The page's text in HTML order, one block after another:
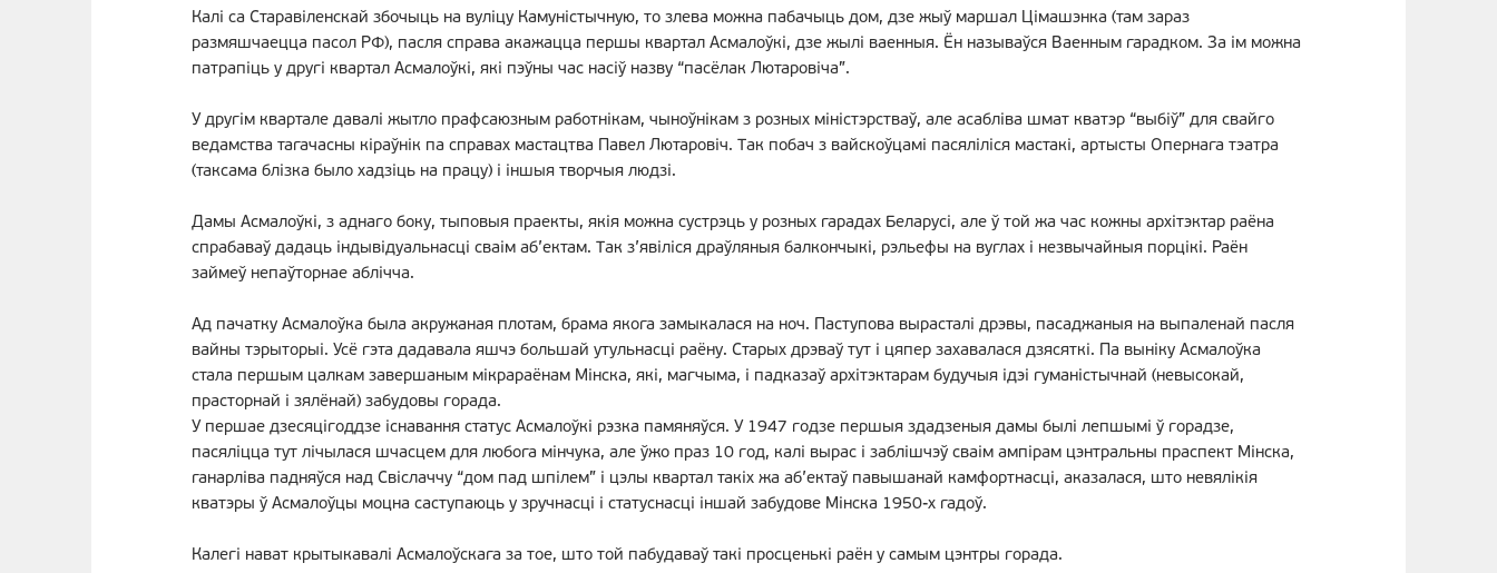
Калі са Старавіленскай збочыць на вуліцу Камуністычную, то злева можна пабачыць дом, дзе жыў маршал Цімашэнка (там зараз
размяшчаецца пасол РФ), пасля справа акажацца першы квартал Асмалоўкі, дзе жылі ваенныя. Ён называўся Ваенным гарадком. За ім можна
патрапіць у другі квартал Асмалоўкі, які пэўны час насіў назву “пасёлак Лютаровіча”.
У другім квартале давалі жытло прафсаюзным работнікам, чыноўнікам з розных міністэрстваў, але асабліва шмат кватэр “выбіў” для свайго
ведамства тагачасны кіраўнік па справах мастацтва Павел Лютаровіч. Так побач з вайскоўцамі пасяліліся мастакі, артысты Опернага тэатра
(таксама блізка было хадзіць на працу) і іншыя творчыя людзі.
Дамы Асмалоўкі, з аднаго боку, тыповыя праекты, якія можна сустрэць у розных гарадах Беларусі, але ў той жа час кожны архітэктар раёна
спрабаваў дадаць індывідуальнасці сваім аб’ектам. Так з’явіліся драўляныя балкончыкі, рэльефы на вуглах і незвычайныя порцікі. Раён
займеў непаўторнае аблічча.
Ад пачатку Асмалоўка была акружаная плотам, брама якога замыкалася на ноч. Паступова вырасталі дрэвы, пасаджаныя на выпаленай пасля
вайны тэрыторыі. Усё гэта дадавала яшчэ большай утульнасці раёну. Старых дрэваў тут і цяпер захавалася дзясяткі. Па выніку Асмалоўка
стала першым цалкам завершаным мікрараёнам Мінска, які, магчыма, і падказаў архітэктарам будучыя ідэі гуманістычнай (невысокай,
прасторнай і зялёнай) забудовы горада.
У першае дзесяцігоддзе існавання статус Асмалоўкі рэзка памяняўся. У 1947 годзе першыя здадзеныя дамы былі лепшымі ў горадзе,
пасяліцца тут лічылася шчасцем для любога мінчука, але ўжо праз 10 год, калі вырас і заблішчэў сваім ампірам цэнтральны праспект Мінска,
ганарліва падняўся над Свіслаччу “дом пад шпілем” і цэлы квартал такіх жа аб’ектаў павышанай камфортнасці, аказалася, што невялікія
кватэры ў Асмалоўцы моцна саступаюць у зручнасці і статуснасці іншай забудове Мінска 1950-х гадоў.
Калегі нават крытыкавалі Асмалоўскага за тое, што той пабудаваў такі просценькі раён у самым цэнтры горада.